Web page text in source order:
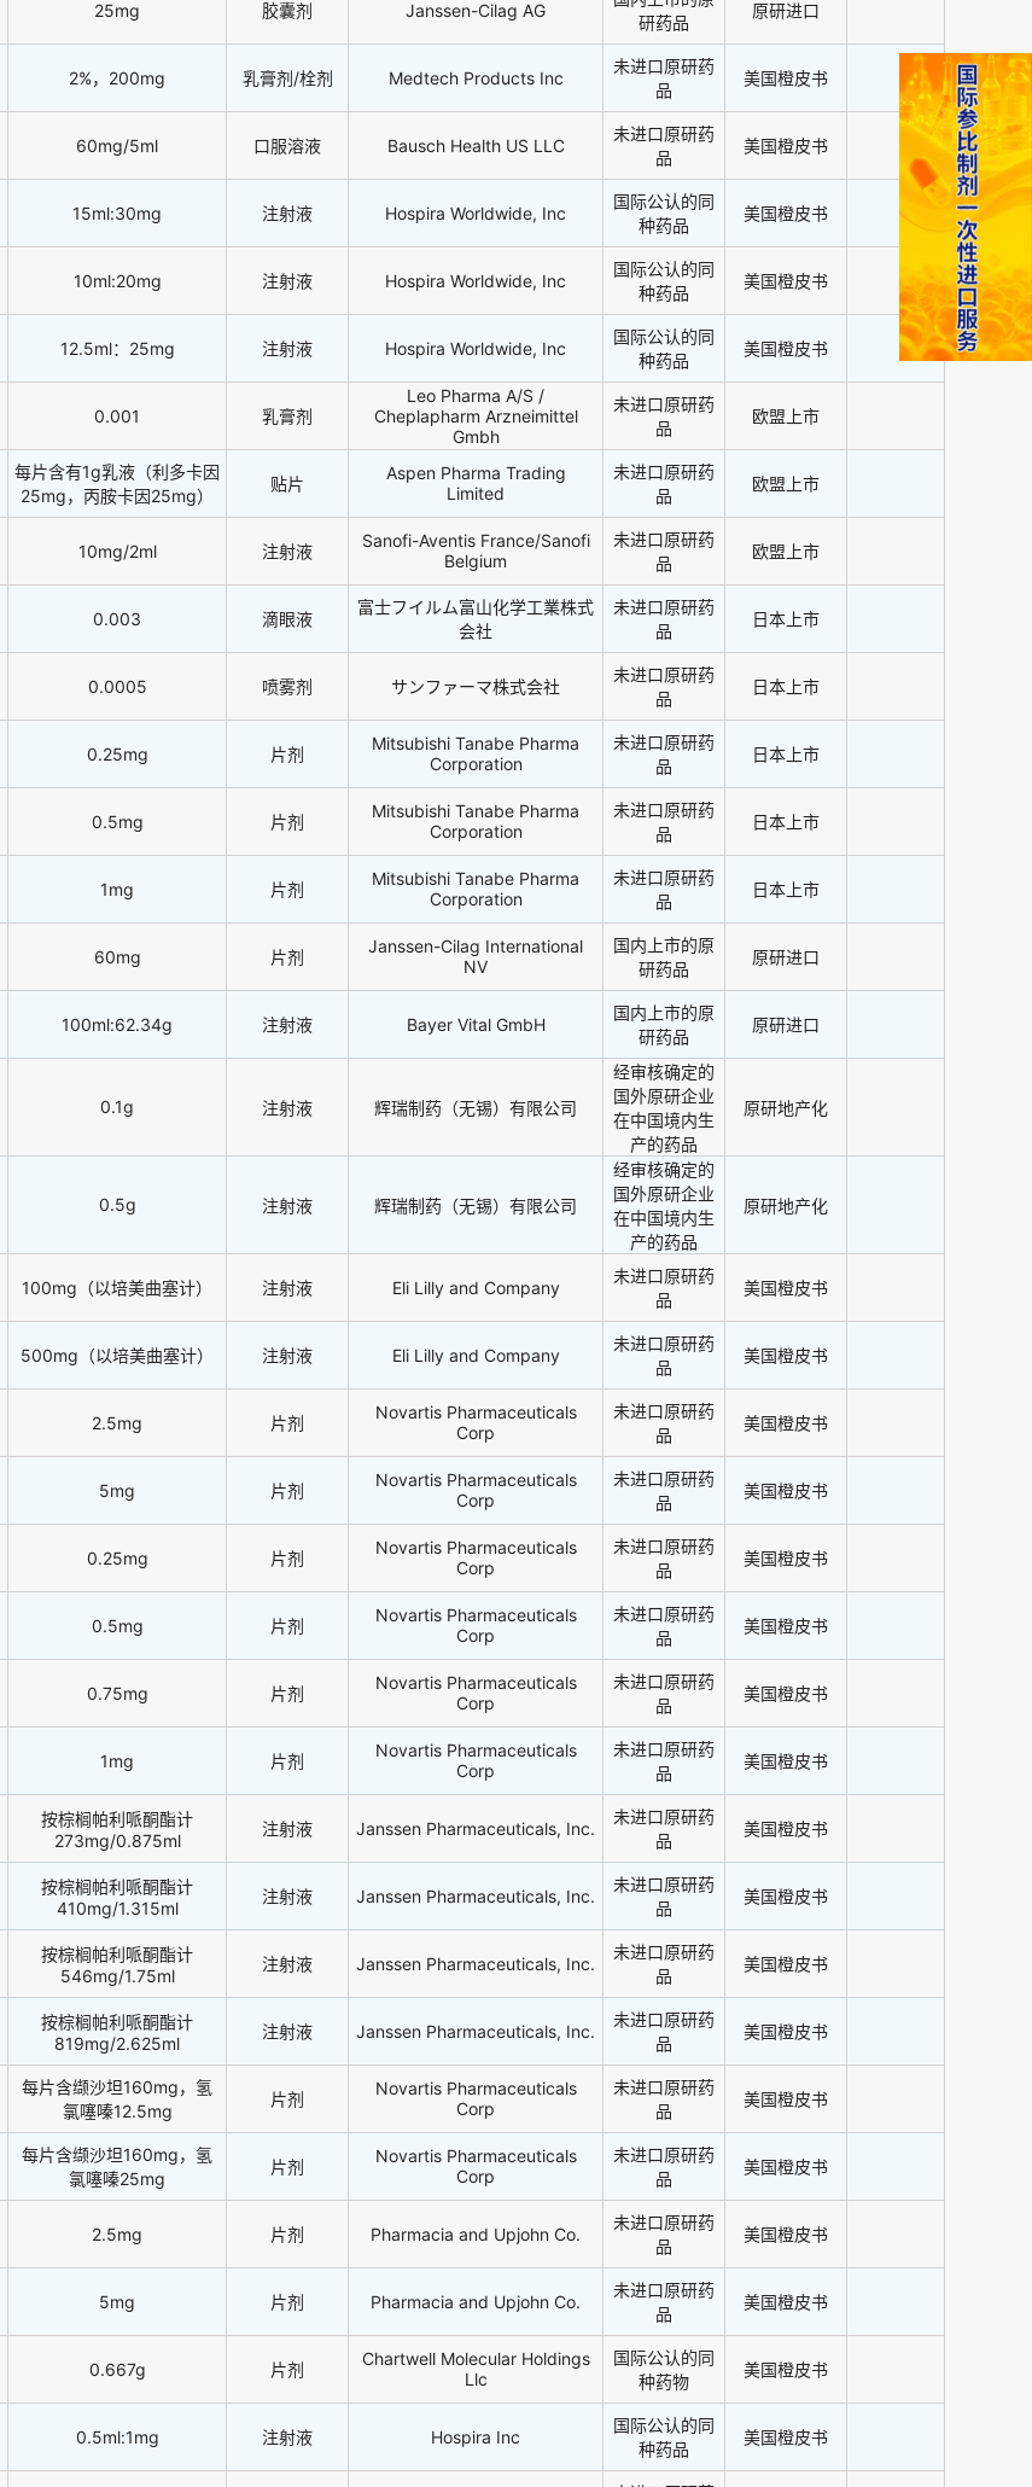
25mg 胶囊剂 Janssen-Cilag AG
研药品
原研进口
2%，200mg 乳膏剂/栓剂 Medtech Products Inc
未进口原研药
品
美国橙皮书
60mg/5ml 口服溶液 Bausch Health US LLC
未进口原研药
品
美国橙皮书
15ml:30mg 注射液 Hospira Worldwide, Inc
国际公认的同
种药品
美国橙皮书
10ml:20mg 注射液 Hospira Worldwide, Inc
国际公认的同
种药品
美国橙皮书
12.5ml：25mg 注射液 Hospira Worldwide, Inc
国际公认的同
种药品
美国橙皮书
0.001 乳膏剂
Leo Pharma A/S /
Cheplapharm Arzneimittel
Gmbh
未进口原研药
品
欧盟上市
每片含有1g乳液（利多卡因
25mg，丙胺卡因25mg）
贴片
Aspen Pharma Trading
Limited
未进口原研药
品
欧盟上市
10mg/2ml 注射液
Sanofi-Aventis France/Sanofi
Belgium
未进口原研药
品
欧盟上市
0.003 滴眼液
富士フイルム富山化学工業株式
会社
未进口原研药
品
日本上市
0.0005 喷雾剂 サンファーマ株式会社
未进口原研药
品
日本上市
0.25mg 片剂
Mitsubishi Tanabe Pharma
Corporation
未进口原研药
品
日本上市
0.5mg 片剂
Mitsubishi Tanabe Pharma
Corporation
未进口原研药
品
日本上市
1mg 片剂
Mitsubishi Tanabe Pharma
Corporation
未进口原研药
品
日本上市
60mg 片剂
Janssen-Cilag International
NV
国内上市的原
研药品
原研进口
100ml:62.34g 注射液 Bayer Vital GmbH
国内上市的原
研药品
原研进口
0.1g 注射液 辉瑞制药（无锡）有限公司
经审核确定的
国外原研企业
在中国境内生
产的药品
原研地产化
0.5g 注射液 辉瑞制药（无锡）有限公司
经审核确定的
国外原研企业
在中国境内生
产的药品
原研地产化
100mg（以培美曲塞计） 注射液 Eli Lilly and Company
未进口原研药
品
美国橙皮书
500mg（以培美曲塞计） 注射液 Eli Lilly and Company
未进口原研药
品
美国橙皮书
2.5mg 片剂
Novartis Pharmaceuticals
Corp
未进口原研药
品
美国橙皮书
5mg 片剂
Novartis Pharmaceuticals
Corp
未进口原研药
品
美国橙皮书
0.25mg 片剂
Novartis Pharmaceuticals
Corp
未进口原研药
品
美国橙皮书
0.5mg 片剂
Novartis Pharmaceuticals
Corp
未进口原研药
品
美国橙皮书
0.75mg 片剂
Novartis Pharmaceuticals
Corp
未进口原研药
品
美国橙皮书
1mg 片剂
Novartis Pharmaceuticals
Corp
未进口原研药
品
美国橙皮书
按棕榈帕利哌酮酯计
273mg/0.875ml
注射液 Janssen Pharmaceuticals, Inc.
未进口原研药
品
美国橙皮书
按棕榈帕利哌酮酯计
410mg/1.315ml
注射液 Janssen Pharmaceuticals, Inc.
未进口原研药
品
美国橙皮书
按棕榈帕利哌酮酯计
546mg/1.75ml
注射液 Janssen Pharmaceuticals, Inc.
未进口原研药
品
美国橙皮书
按棕榈帕利哌酮酯计
819mg/2.625ml
注射液 Janssen Pharmaceuticals, Inc.
未进口原研药
品
美国橙皮书
每片含缬沙坦160mg，氢
氯噻嗪12.5mg
片剂
Novartis Pharmaceuticals
Corp
未进口原研药
品
美国橙皮书
每片含缬沙坦160mg，氢
氯噻嗪25mg
片剂
Novartis Pharmaceuticals
Corp
未进口原研药
品
美国橙皮书
2.5mg 片剂 Pharmacia and Upjohn Co.
未进口原研药
品
美国橙皮书
5mg 片剂 Pharmacia and Upjohn Co.
未进口原研药
品
美国橙皮书
0.667g 片剂
Chartwell Molecular Holdings
Llc
国际公认的同
种药物
美国橙皮书
0.5ml:1mg 注射液 Hospira Inc
国际公认的同
种药品
美国橙皮书